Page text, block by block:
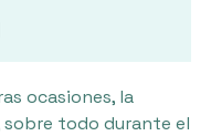
ocasiones, la
sobre todo durante el